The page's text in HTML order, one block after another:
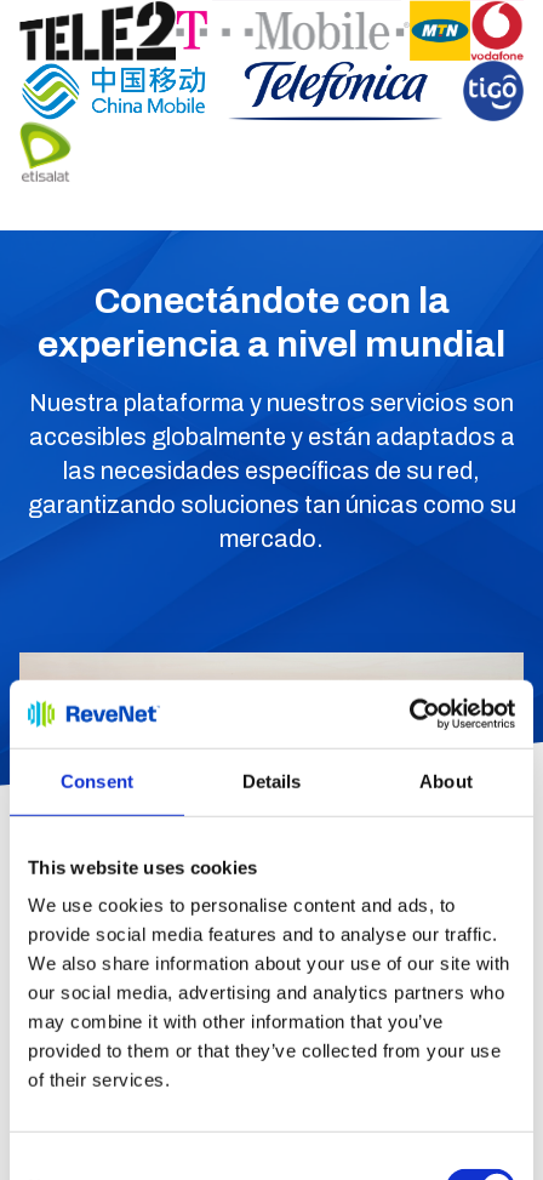
Consent Details About
This website uses cookies
We use cookies to personalise content and ads, to
provide social media features and to analyse our traffic.
We also share information about your use of our site with
our social media, advertising and analytics partners who
may combine it with other information that you’ve
provided to them or that they’ve collected from your use
of their services.
Conectándote con la
experiencia a nivel mundial
Nuestra plataforma y nuestros servicios son
accesibles globalmente y están adaptados a
las necesidades específicas de su red,
garantizando soluciones tan únicas como su
mercado.
London
1 Bow Churchyard